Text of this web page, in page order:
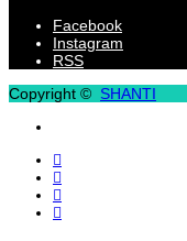
Facebook
Instagram
RSS
Copyright © SHANTI